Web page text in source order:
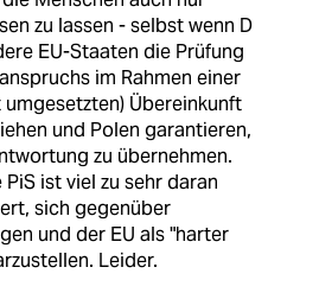
zu lassen - selbst wenn D
EU-Staaten die Prüfung
im Rahmen einer
umgesetzten) Übereinkunft
und Polen garantieren,
zu übernehmen.
PiS ist viel zu sehr daran
sich gegenüber
und der EU als "harter
Leider.